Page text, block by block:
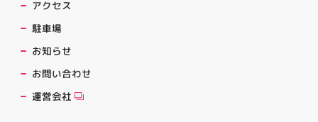
アクセス
駐車場
お知らせ
お問い合わせ
運営会社